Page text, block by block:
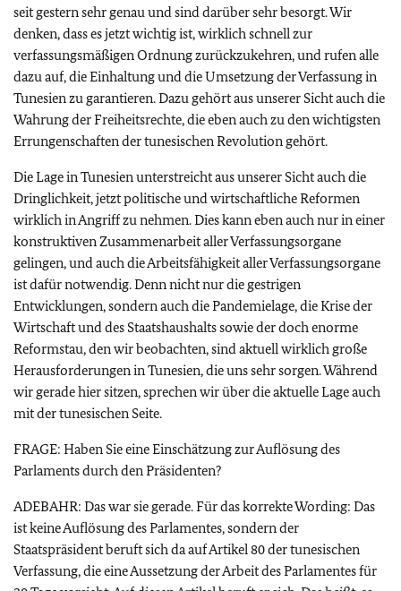
seit gestern sehr genau und sind darüber sehr besorgt. Wir
denken, dass es jetzt wichtig ist, wirklich schnell zur
verfassungsmäßigen Ordnung zurückzukehren, und rufen alle
dazu auf, die Einhaltung und die Umsetzung der Verfassung in
Tunesien zu garantieren. Dazu gehört aus unserer Sicht auch die
Wahrung der Freiheitsrechte, die eben auch zu den wichtigsten
Errungenschaften der tunesischen Revolution gehört.
Die Lage in Tunesien unterstreicht aus unserer Sicht auch die
Dringlichkeit, jetzt politische und wirtschaftliche Reformen
wirklich in Angriff zu nehmen. Dies kann eben auch nur in einer
konstruktiven Zusammenarbeit aller Verfassungsorgane
gelingen, und auch die Arbeitsfähigkeit aller Verfassungsorgane
ist dafür notwendig. Denn nicht nur die gestrigen
Entwicklungen, sondern auch die Pandemielage, die Krise der
Wirtschaft und des Staatshaushalts sowie der doch enorme
Reformstau, den wir beobachten, sind aktuell wirklich große
Herausforderungen in Tunesien, die uns sehr sorgen. Während
wir gerade hier sitzen, sprechen wir über die aktuelle Lage auch
mit der tunesischen Seite.
FRAGE: Haben Sie eine Einschätzung zur Auflösung des
Parlaments durch den Präsidenten?
ADEBAHR: Das war sie gerade. Für das korrekte Wording: Das
ist keine Auflösung des Parlamentes, sondern der
Staatspräsident beruft sich da auf Artikel 80 der tunesischen
Verfassung, die eine Aussetzung der Arbeit des Parlamentes für